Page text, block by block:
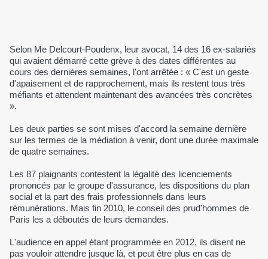
Selon Me Delcourt-Poudenx, leur avocat, 14 des 16 ex-salariés
qui avaient démarré cette grève à des dates différentes au
cours des dernières semaines, l'ont arrêtée : « C'est un geste
d'apaisement et de rapprochement, mais ils restent tous très
méfiants et attendent maintenant des avancées très concrètes
».
Les deux parties se sont mises d'accord la semaine dernière
sur les termes de la médiation à venir, dont une durée maximale
de quatre semaines.
Les 87 plaignants contestent la légalité des licenciements
prononcés par le groupe d'assurance, les dispositions du plan
social et la part des frais professionnels dans leurs
rémunérations. Mais fin 2010, le conseil des prud'hommes de
Paris les a déboutés de leurs demandes.
L'audience en appel étant programmée en 2012, ils disent ne
pas vouloir attendre jusque là, et peut être plus en cas de